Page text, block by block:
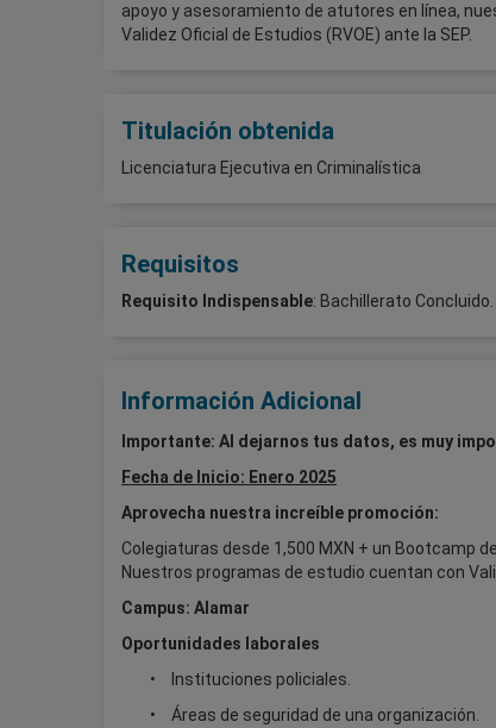
apoyo y asesoramiento de atutores en línea,
Validez Oficial de Estudios (RVOE) ante la SEP.
Titulación obtenida
Licenciatura Ejecutiva en Criminalística
Requisitos
Requisito Indispensable: Bachillerato Concluido.
Información Adicional
Importante: Al dejarnos tus datos, es muy
Fecha de Inicio: Enero 2025
Aprovecha nuestra increíble promoción:
Colegiaturas desde 1,500 MXN + un Bootcamp
Nuestros programas de estudio cuentan con
Campus: Alamar
Oportunidades laborales
Instituciones policiales.
Áreas de seguridad de una organización.